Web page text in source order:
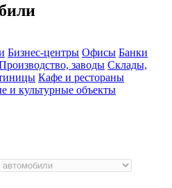
Бизнес-центры Офисы Банки
заводы Склады,
Кафе и рестораны
и культурные объекты